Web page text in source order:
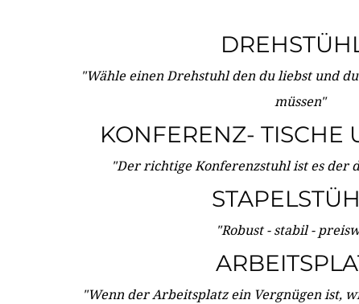
"Wähle einen Drehstuhl den du liebst und
müssen"
KONFERENZ- TISCHE
"Der richtige Konferenzstuhl ist es der
"Robust - stabil -
"Wenn der Arbeitsplatz ein Vergnügen ist,